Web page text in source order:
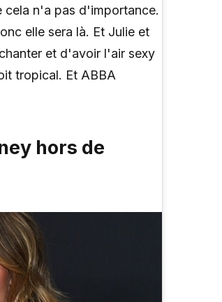
cela n'a pas d'importance.
elle sera là. Et Julie et
et d'avoir l'air sexy
tropical. Et ABBA
hors de